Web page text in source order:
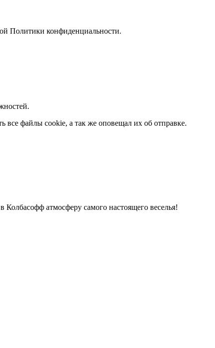
Политики конфиденциальности.
все файлы cookie, а так же оповещал их об отправке.
атмосферу самого настоящего веселья!